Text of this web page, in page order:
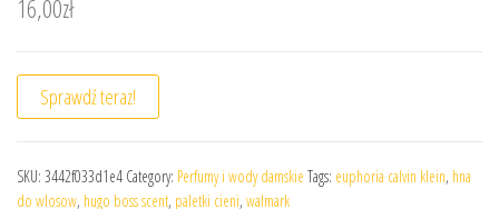
16,00zł
Sprawdź teraz!
SKU: 3442f033d1e4 Category: Perfumy i wody damskie Tags: euphoria calvin klein, hna
do wlosow, hugo boss scent, paletki cieni, walmark